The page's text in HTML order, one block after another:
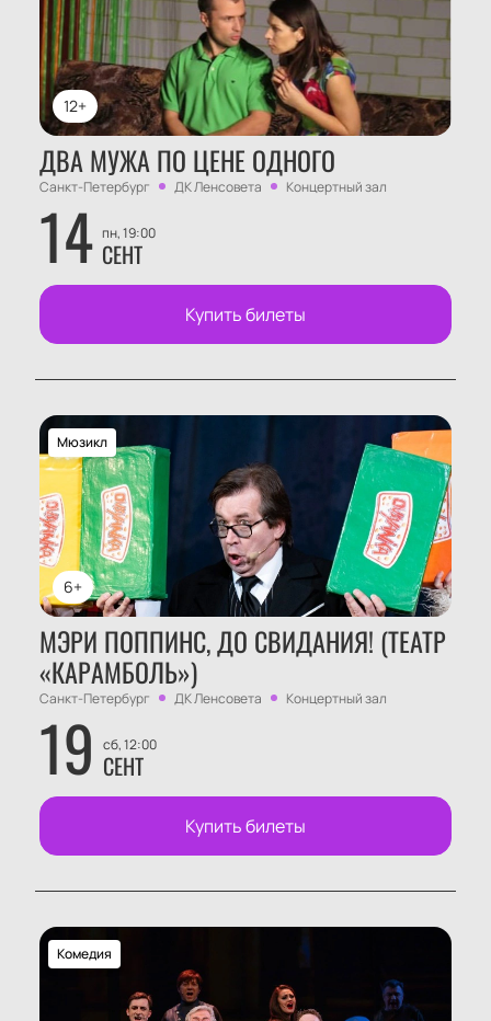
12+
ДВА МУЖА ПО ЦЕНЕ ОДНОГО
Санкт-Петербург ДК Ленсовета Концертный зал
14 пн, 19:00
СЕНТ
Купить билеты
6+
Мюзикл
МЭРИ ПОППИНС, ДО СВИДАНИЯ! (ТЕАТР
«КАРАМБОЛЬ»)
Санкт-Петербург ДК Ленсовета Концертный зал
19 сб, 12:00
СЕНТ
Купить билеты
Комедия